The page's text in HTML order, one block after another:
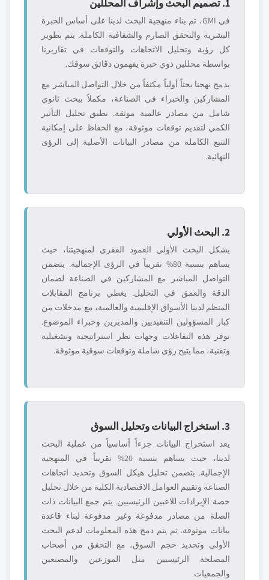
في GMI، تم بناء منهجية البحث لدينا على أساس الخبرة
البشرية والتحقق الصارم والشفافية الكاملة. يتم تطوير
كل رؤية وتحليل الاتجاهات والتوقعات في تقاريرنا
بواسطة محللين ذوي خبرة يفهمون دقائق سوقك.
يدمج نهجنا بحثاً أولياً مكثفاً من خلال التواصل المباشر مع
المشاركين والخبراء في الصناعة، مكملاً ببحث ثانوي
شامل من مصادر عالمية موثقة. نطبق تحليل التأثير
الكمي لتقديم توقعات موثوقة، مع الحفاظ على إمكانية
التتبع الكاملة من مصادر البيانات الأصلية إلى الرؤى
النهائية.
2. البحث الأولي
يشكل البحث الأولي العمود الفقري لمنهجيتنا، حيث
يساهم بنسبة 80% تقريباً في الرؤى الإجمالية. يتضمن
التواصل المباشر مع المشاركين في الصناعة لضمان
الدقة والعمق في التحليل. يغطي برنامج المقابلات
المنظم لدينا الأسواق الإقليمية والعالمية، مع مدخلات من
كبار المسؤولين التنفيذيين والمديرين وخبراء الموضوع.
توفر هذه التفاعلات وجهات نظر استراتيجية وتشغيلية
وتقنية، مما يتيح رؤى شاملة وتوقعات سوقية موثوقة.
3. استخراج البيانات وتحليل السوق
يعد استخراج البيانات جزءاً أساسياً من عملية البحث
لدينا، حيث يساهم بنسبة 20% تقريباً في المنهجية
الإجمالية. يتضمن تحليل هيكل السوق وتحديد اتجاهات
الصناعة وتقييم العوامل الاقتصادية الكلية من خلال تحليل
حصة الإيرادات للاعبين الرئيسيين. يتم جمع البيانات ذات
الصلة من مصادر مدفوعة وغير مدفوعة لبناء قاعدة
بيانات موثوقة. ثم يتم دمج هذه المعلومات لدعم البحث
الأولي وتحديد حجم السوق، مع التحقق من أصحاب
المصلحة الرئيسيين مثل الموزعين والمصنعين
والجمعيات.